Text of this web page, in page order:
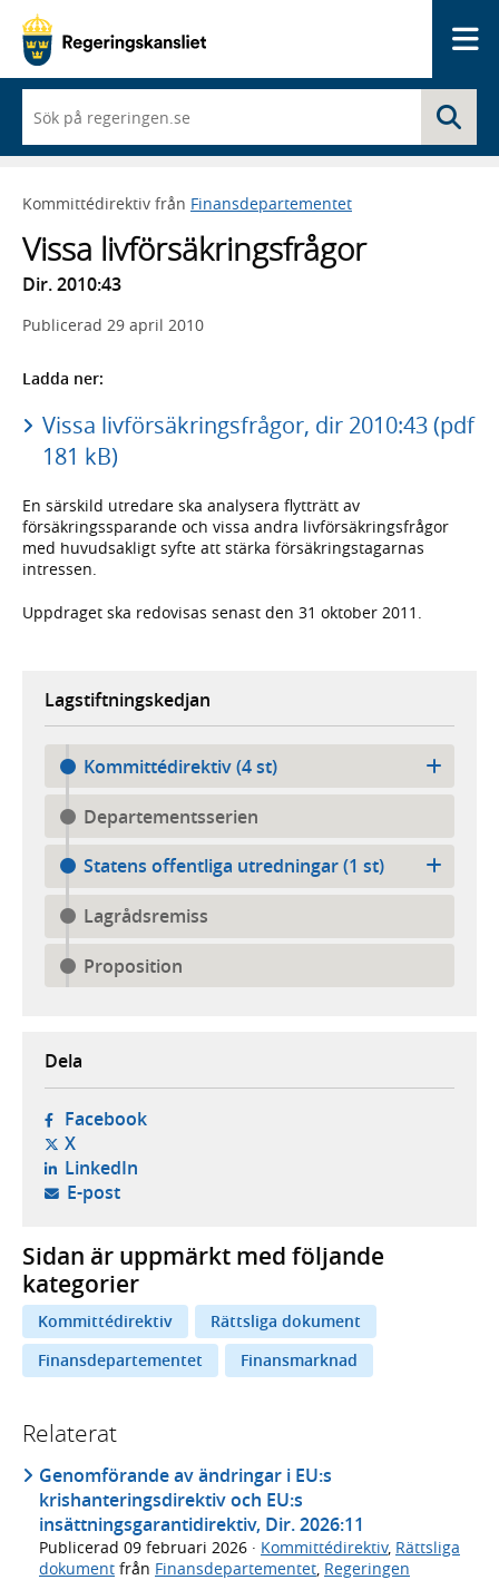
du
börjar
skriva
framträder
lista
med
sökförslag
Kommittédirektiv från Finansdepartementet
Vissa livförsäkringsfrågor
Dir. 2010:43
Publicerad 29 april 2010
Ladda ner:
Vissa livförsäkringsfrågor, dir 2010:43 (pdf
181 kB)
En särskild utredare ska analysera flytträtt av
försäkringssparande och vissa andra livförsäkringsfrågor
med huvudsakligt syfte att stärka försäkringstagarnas
intressen.
Uppdraget ska redovisas senast den 31 oktober 2011.
Lagstiftningskedjan
Kommittédirektiv (4 st)
Departementsserien
Statens offentliga utredningar (1 st)
Lagrådsremiss
Proposition
Dela
Facebook- öppnas i ny flik, extern webbplats,
X- öppnas i ny flik, extern webbplats,
LinkedIn- öppnas i ny flik, extern webbplats,
E-post- öppnar din e-postklient,
Sidan är uppmärkt med följande
kategorier
Kommittédirektiv
Rättsliga dokument
Finansdepartementet
Finansmarknad
Relaterat
Genomförande av ändringar i EU:s
krishanteringsdirektiv och EU:s
insättningsgarantidirektiv, Dir. 2026:11
Publicerad 09 februari 2026 · Kommittédirektiv, Rättsliga
dokument från Finansdepartementet Regeringen